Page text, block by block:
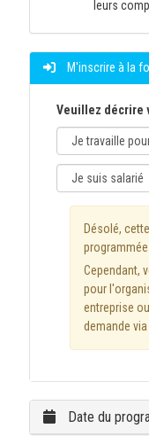
leurs
M'inscrire à la
Veuillez décrire
Désolé,
Cependant,
pour
entreprise
demande
Date du